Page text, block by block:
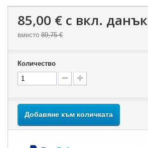
85,00 € с вкл. данък
вместо 89,75 €
Количество
Добавяне към количката